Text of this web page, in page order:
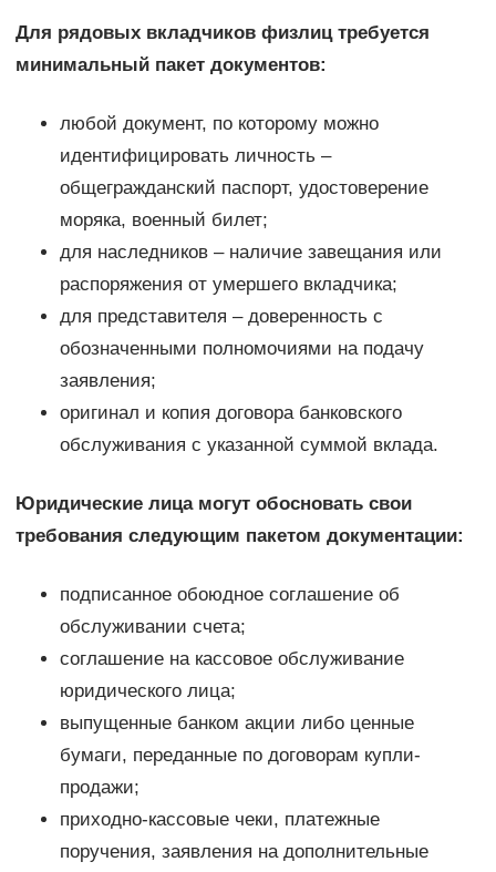
Для рядовых вкладчиков физлиц требуется
минимальный пакет документов:
любой документ, по которому можно
идентифицировать личность –
общегражданский паспорт, удостоверение
моряка, военный билет;
для наследников – наличие завещания или
распоряжения от умершего вкладчика;
для представителя – доверенность с
обозначенными полномочиями на подачу
заявления;
оригинал и копия договора банковского
обслуживания с указанной суммой вклада.
Юридические лица могут обосновать свои
требования следующим пакетом документации:
подписанное обоюдное соглашение об
обслуживании счета;
соглашение на кассовое обслуживание
юридического лица;
выпущенные банком акции либо ценные
бумаги, переданные по договорам купли-
продажи;
приходно-кассовые чеки, платежные
поручения, заявления на дополнительные